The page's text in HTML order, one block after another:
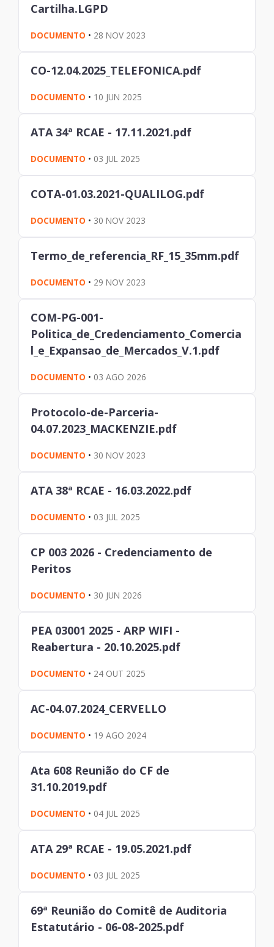
Cartilha.LGPD
DOCUMENTO • 28 NOV 2023
CO-12.04.2025_TELEFONICA.pdf
DOCUMENTO • 10 JUN 2025
ATA 34ª RCAE - 17.11.2021.pdf
DOCUMENTO • 03 JUL 2025
COTA-01.03.2021-QUALILOG.pdf
DOCUMENTO • 30 NOV 2023
Termo_de_referencia_RF_15_35mm.pdf
DOCUMENTO • 29 NOV 2023
COM-PG-001-
Politica_de_Credenciamento_Comercia
l_e_Expansao_de_Mercados_V.1.pdf
DOCUMENTO • 03 AGO 2026
Protocolo-de-Parceria-
04.07.2023_MACKENZIE.pdf
DOCUMENTO • 30 NOV 2023
ATA 38ª RCAE - 16.03.2022.pdf
DOCUMENTO • 03 JUL 2025
CP 003 2026 - Credenciamento de
Peritos
DOCUMENTO • 30 JUN 2026
PEA 03001 2025 - ARP WIFI -
Reabertura - 20.10.2025.pdf
DOCUMENTO • 24 OUT 2025
AC-04.07.2024_CERVELLO
DOCUMENTO • 19 AGO 2024
Ata 608 Reunião do CF de
31.10.2019.pdf
DOCUMENTO • 04 JUL 2025
ATA 29ª RCAE - 19.05.2021.pdf
DOCUMENTO • 03 JUL 2025
69ª Reunião do Comitê de Auditoria
Estatutário - 06-08-2025.pdf